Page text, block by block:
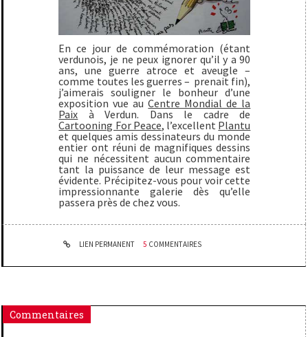
En ce jour de commémoration (étant
verdunois, je ne peux ignorer qu’il y a 90
ans, une guerre atroce et aveugle –
comme toutes les guerres – prenait fin),
j’aimerais souligner le bonheur d’une
exposition vue auCentre Mondial de la
Paix à Verdun. Dans le cadre de
Cartooning For Peace, l’excellent Plantu
et quelques amis dessinateurs du monde
entier ont réuni de magnifiques dessins
qui ne nécessitent aucun commentaire
tant la puissance de leur message est
évidente. Précipitez-vous pour voir cette
impressionnante galerie dès qu’elle
passera près de chez vous.
LIEN PERMANENT 5 COMMENTAIRES
Commentaires